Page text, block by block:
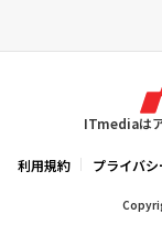
ITmediaは
利用規約 プライバ